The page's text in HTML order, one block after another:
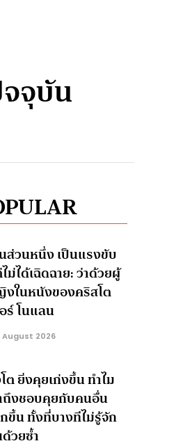
จุบัน
ส่วนหนึ่ง เป็นแรงขับ
ม่ได้เฉิดฉาย: ว่าด้วยผู้
ในหนังของคริสโต
ร์ โนแลน
2026
ต ยิ่งคุยเก่งขึ้น ทำไม
ถึงชอบคุยกับคนอื่น
ขึ้น ทั้งที่บางทีไม่รู้จัก
วยซ้ำ